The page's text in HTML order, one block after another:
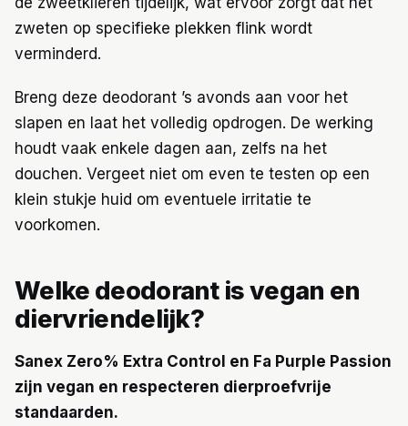
zweten op specifieke plekken flink wordt
verminderd.
Breng deze deodorant ’s avonds aan voor het
slapen en laat het volledig opdrogen. De werking
houdt vaak enkele dagen aan, zelfs na het
douchen. Vergeet niet om even te testen op een
klein stukje huid om eventuele irritatie te
voorkomen.
Welke deodorant is vegan en
diervriendelijk?
Sanex Zero% Extra Control en Fa Purple Passion
zijn vegan en respecteren dierproefvrije
standaarden.